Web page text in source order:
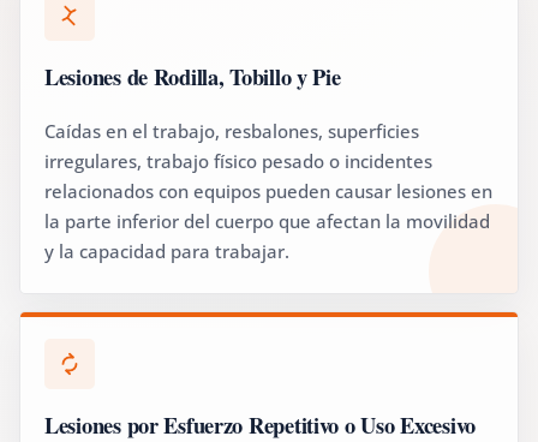
Lesiones de Rodilla, Tobillo y Pie
Caídas en el trabajo, resbalones, superficies
irregulares, trabajo físico pesado o incidentes
relacionados con equipos pueden causar lesiones en
la parte inferior del cuerpo que afectan la movilidad
y la capacidad para trabajar.
Lesiones por Esfuerzo Repetitivo o Uso Excesivo